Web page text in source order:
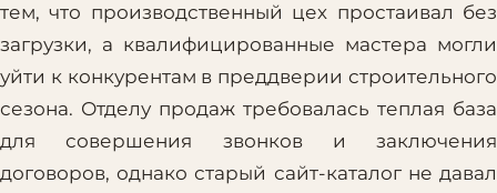
тем, что производственный цех простаивал без
загрузки, а квалифицированные мастера могли
уйти к конкурентам в преддверии строительного
сезона. Отделу продаж требовалась теплая база
для совершения звонков и заключения
договоров, однако старый сайт-каталог не давал